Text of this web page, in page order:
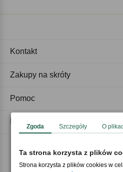
Akceptujemy
Kontakt
Zakupy na skróty
Pomoc
Zgoda Szczegóły O
Ta strona korzysta z plików
Strona korzysta z plików cookies w